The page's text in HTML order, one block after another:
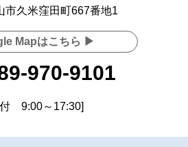
市久米窪田町667番地1
Mapはこちら ▶
970-9101
9:00～17:30]